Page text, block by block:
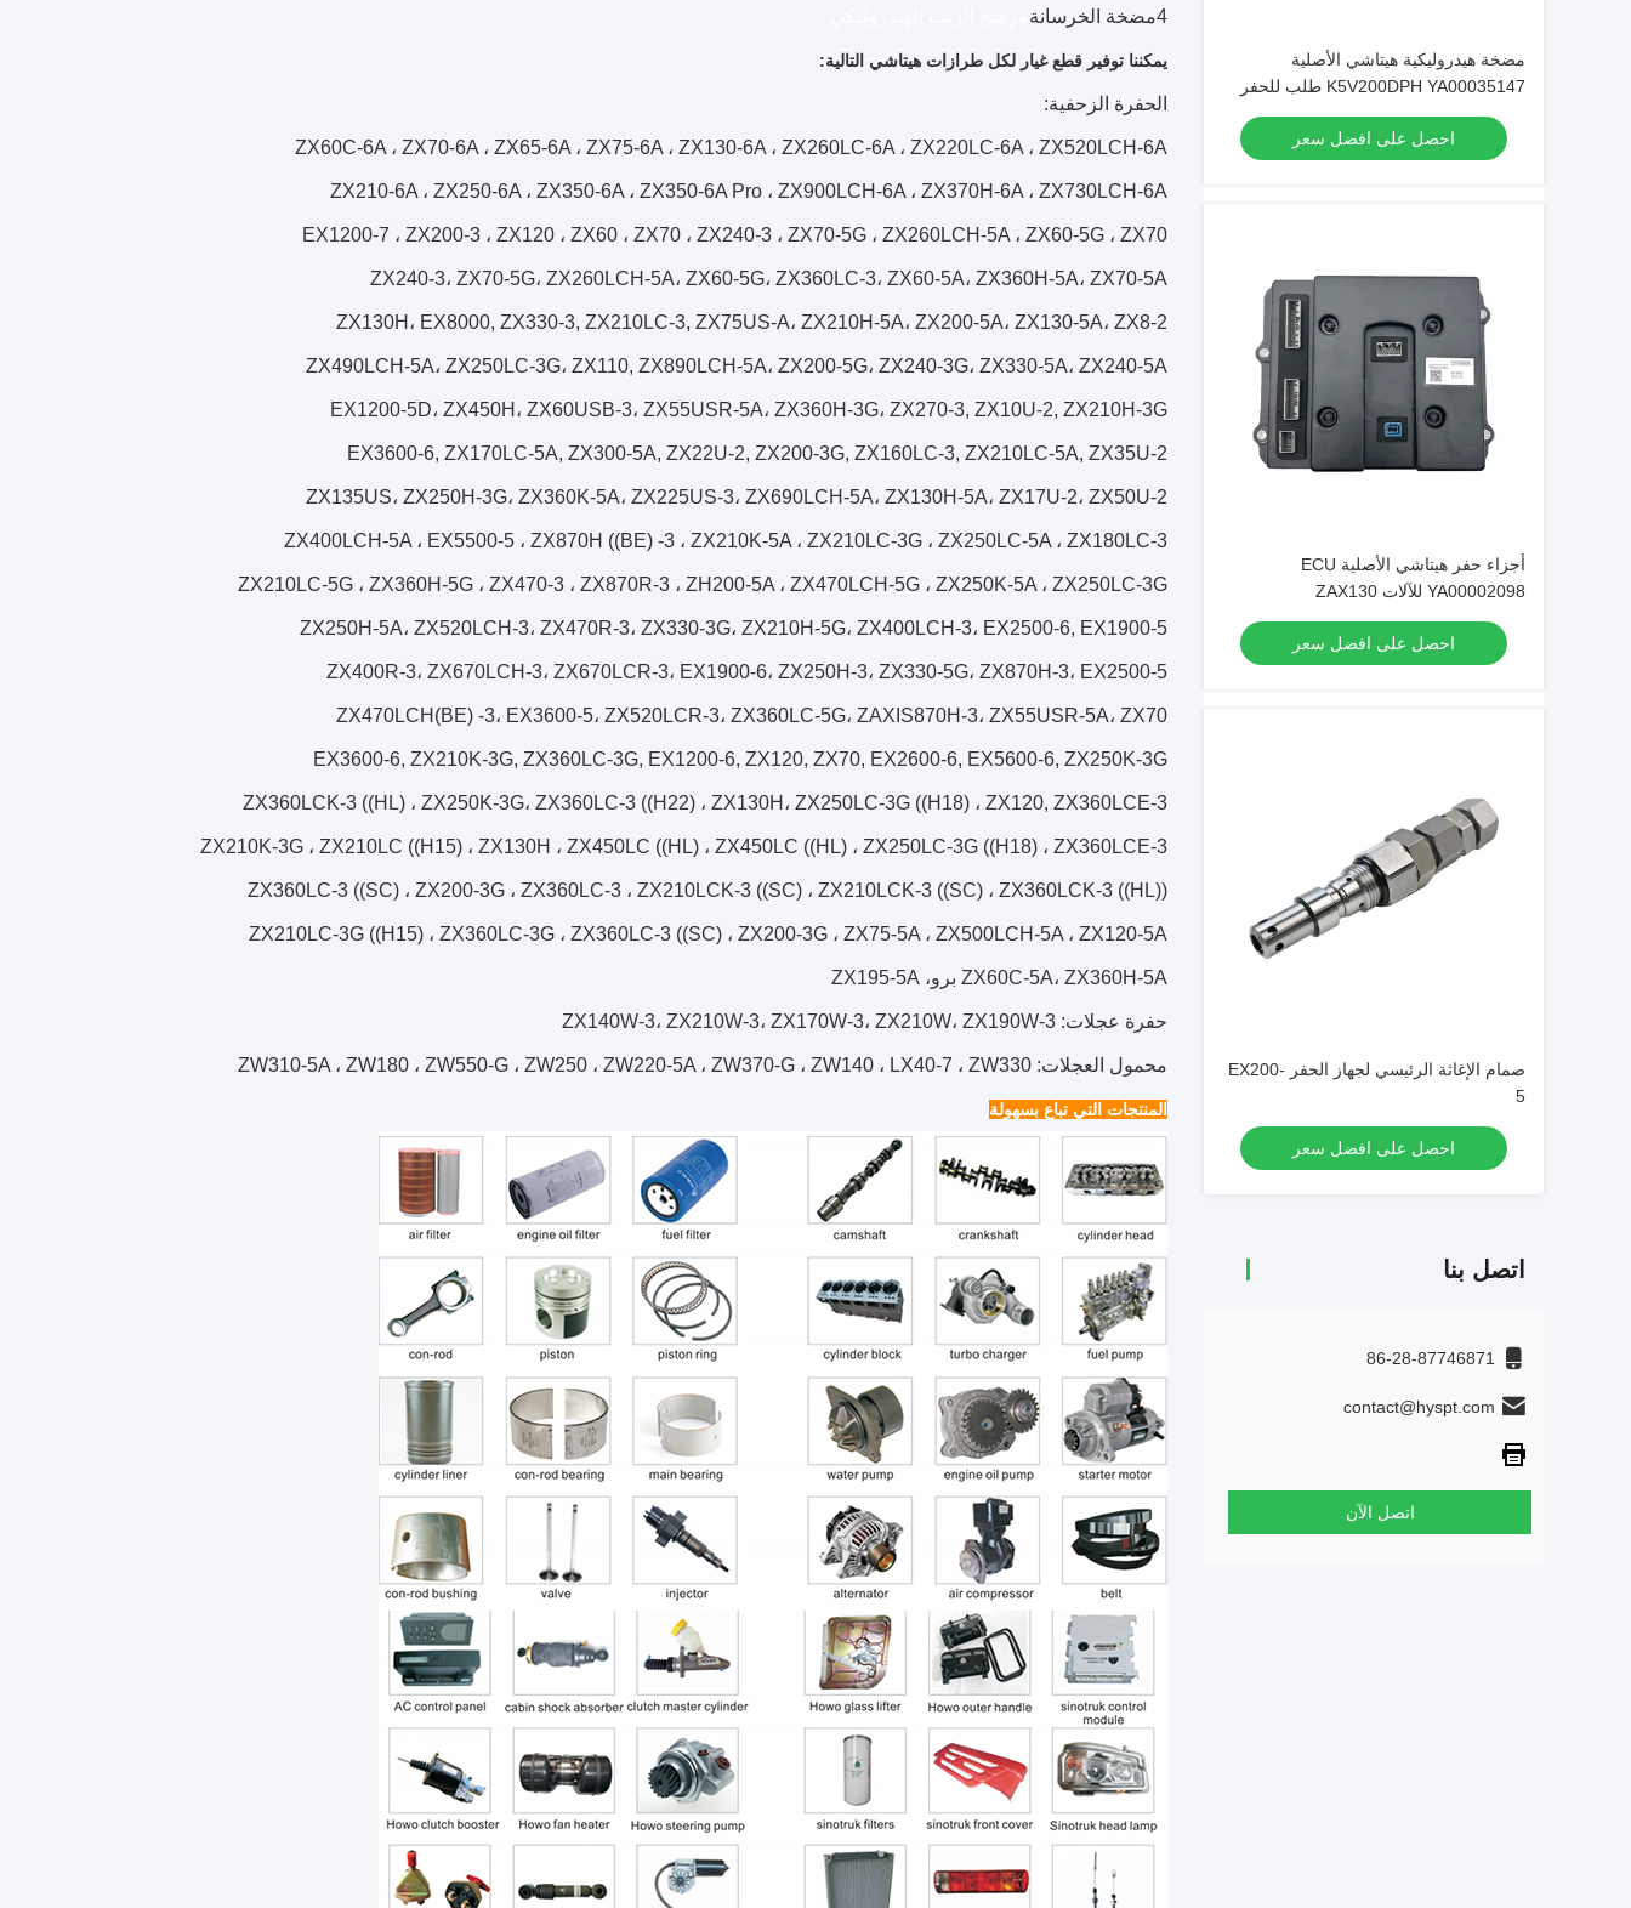
مضخة هيدروليكية هيتاشي الأصلية
K5V200DPH YA00035147 طلب للحفر
ZX450 470
احصل على افضل سعر
أجزاء حفر هيتاشي الأصلية ECU
YA00002098 للآلات ZAX130
احصل على افضل سعر
صمام الإغاثة الرئيسي لجهاز الحفر EX200-
5
احصل على افضل سعر
اتصل بنا
86-28-87746871
contact@hyspt.com
اتصل الآن
4مضخة الخرسانة
يمكننا توفير قطع غيار لكل طرازات هيتاشي التالية:
الحفرة الزحفية:
ZX60C-6A ، ZX70-6A ، ZX65-6A ، ZX75-6A ، ZX130-6A ، ZX260LC-6A ، ZX220LC-6A ، ZX520LCH-6A
ZX210-6A ، ZX250-6A ، ZX350-6A ، ZX350-6A Pro ، ZX900LCH-6A ، ZX370H-6A ، ZX730LCH-6A
EX1200-7 ، ZX200-3 ، ZX120 ، ZX60 ، ZX70 ، ZX240-3 ، ZX70-5G ، ZX260LCH-5A ، ZX60-5G ، ZX70
ZX240-3، ZX70-5G، ZX260LCH-5A، ZX60-5G، ZX360LC-3، ZX60-5A، ZX360H-5A، ZX70-5A
ZX130H، EX8000, ZX330-3, ZX210LC-3, ZX75US-A، ZX210H-5A، ZX200-5A، ZX130-5A، ZX8-2
ZX490LCH-5A، ZX250LC-3G، ZX110, ZX890LCH-5A، ZX200-5G، ZX240-3G، ZX330-5A، ZX240-5A
EX1200-5D، ZX450H، ZX60USB-3، ZX55USR-5A، ZX360H-3G، ZX270-3, ZX10U-2, ZX210H-3G
EX3600-6, ZX170LC-5A, ZX300-5A, ZX22U-2, ZX200-3G, ZX160LC-3, ZX210LC-5A, ZX35U-2
ZX135US، ZX250H-3G، ZX360K-5A، ZX225US-3، ZX690LCH-5A، ZX130H-5A، ZX17U-2، ZX50U-2
ZX400LCH-5A ، EX5500-5 ، ZX870H ((BE) -3 ، ZX210K-5A ، ZX210LC-3G ، ZX250LC-5A ، ZX180LC-3
ZX210LC-5G ، ZX360H-5G ، ZX470-3 ، ZX870R-3 ، ZH200-5A ، ZX470LCH-5G ، ZX250K-5A ، ZX250LC-3G
ZX250H-5A، ZX520LCH-3، ZX470R-3، ZX330-3G، ZX210H-5G، ZX400LCH-3، EX2500-6, EX1900-5
ZX400R-3، ZX670LCH-3، ZX670LCR-3، EX1900-6، ZX250H-3، ZX330-5G، ZX870H-3، EX2500-5
ZX470LCH(BE) -3، EX3600-5، ZX520LCR-3، ZX360LC-5G، ZAXIS870H-3، ZX55USR-5A، ZX70
EX3600-6, ZX210K-3G, ZX360LC-3G, EX1200-6, ZX120, ZX70, EX2600-6, EX5600-6, ZX250K-3G
ZX360LCK-3 ((HL) ، ZX250K-3G، ZX360LC-3 ((H22) ، ZX130H، ZX250LC-3G ((H18) ، ZX120, ZX360LCE-3
ZX210K-3G ، ZX210LC ((H15) ، ZX130H ، ZX450LC ((HL) ، ZX450LC ((HL) ، ZX250LC-3G ((H18) ، ZX360LCE-3
ZX360LC-3 ((SC) ، ZX200-3G ، ZX360LC-3 ، ZX210LCK-3 ((SC) ، ZX210LCK-3 ((SC) ، ZX360LCK-3 ((HL))
ZX210LC-3G ((H15) ، ZX360LC-3G ، ZX360LC-3 ((SC) ، ZX200-3G ، ZX75-5A ، ZX500LCH-5A ، ZX120-5A
ZX60C-5A، ZX360H-5A برو، ZX195-5A
حفرة عجلات: ZX140W-3، ZX210W-3، ZX170W-3، ZX210W، ZX190W-3
محمول العجلات: ZW310-5A ، ZW180 ، ZW550-G ، ZW250 ، ZW220-5A ، ZW370-G ، ZW140 ، LX40-7 ، ZW330
المنتجات التي تباع بسهولة